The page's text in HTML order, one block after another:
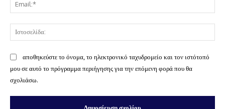
αποθηκεύστε το όνομα, το ηλεκτρονικό ταχυδρομείο και τον ιστότοπό
μου σε αυτό το πρόγραμμα περιήγησης για την επόμενη φορά που θα
σχολιάσω.